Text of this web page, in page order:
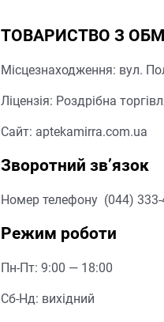
ТОВАРИСТВО З
Місцезнаходження: вул.
Ліцензія: Роздрібна
Сайт: aptekamirra.com.ua
Зворотний зв’язок
Номер телефону (044) 333-
Режим роботи
Пн-Пт: 9:00 — 18:00
Сб-Нд: вихідний